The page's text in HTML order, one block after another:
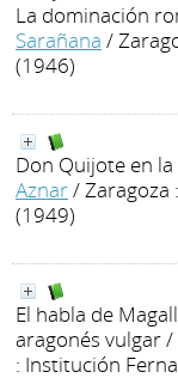
La dominación
Sarañana /
(1946)
Don Quijote en
Aznar/ Zaragoza
(1949)
El habla de
aragonés vulgar/
: Institución